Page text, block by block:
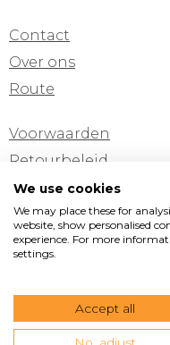
Contact
Over ons
Route
Voorwaarden
Retourbeleid
Privacyverklaring
Cookie verklaring
Pinterest
Edisonstraat 11 •3281
M +31(0)6 538
We use cookies
We may place these for
website, show personalised
experience. For more
settings.
Accept all